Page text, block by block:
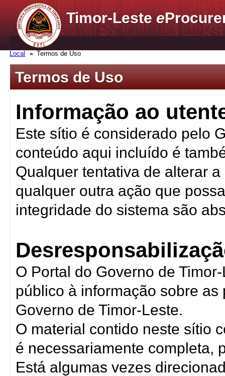
Timor-Lestee
Local Termos de Uso
Termos de Uso
Informação ao
Este sítio é considerado pelo
conteúdo aqui incluído é
Qualquer tentativa de alterar
qualquer outra ação que
integridade do sistema são
O Portal do Governo de
público à informação sobre
Governo de Timor-Leste.
O material contido neste sítio
é necessariamente completa,
Está algumas vezes